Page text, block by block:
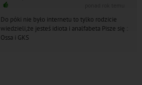
Do póki nie było internetu to tylko rodzicie
wiedzieli,że jesteś idiota i analfabeta Pisze się :
Ossa i GKS